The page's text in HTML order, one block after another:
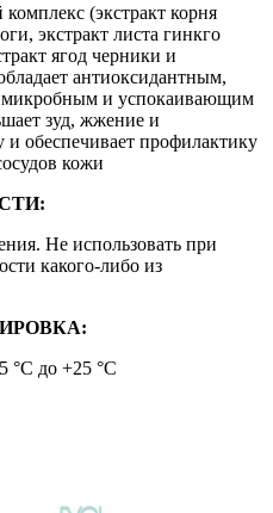
(экстракт корня
экстракт листа гинкго
ягод черники и
антиоксидантным,
и успокаивающим
зуд, жжение и
обеспечивает профилактику
кожи
Не использовать при
какого-либо из
°C до +25 °C